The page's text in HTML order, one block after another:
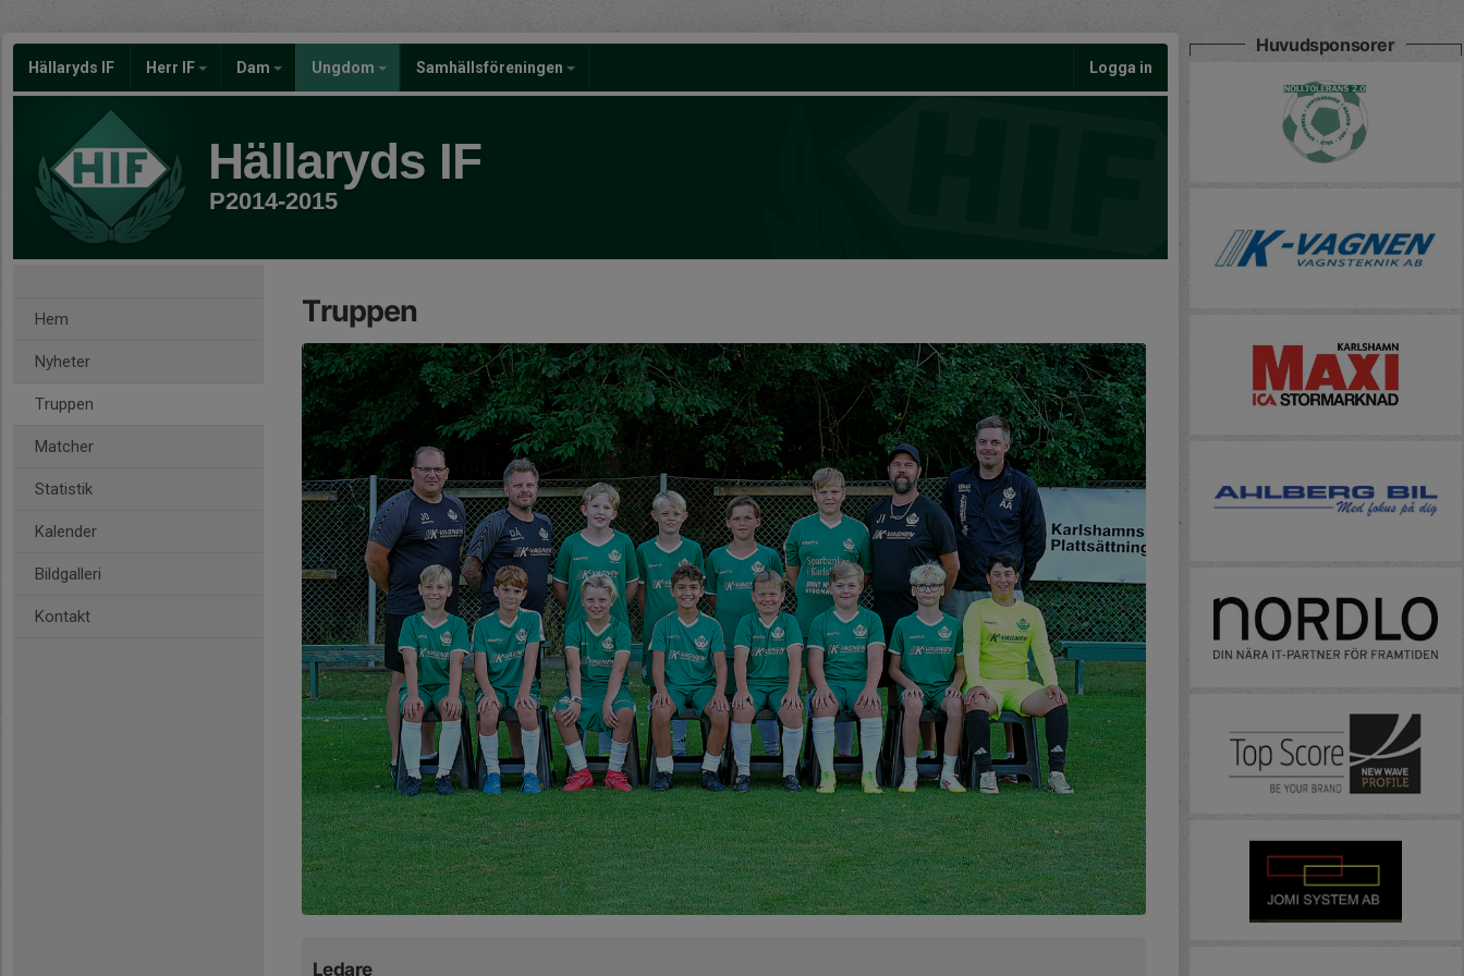
Hällaryds IF Herr IF Dam Ungdom Samhällsföreningen Logga in
Hällaryds IF
P2014-2015
Hem
Nyheter
Truppen
Matcher
Statistik
Kalender
Bildgalleri
Kontakt
Truppen
Ledare
Huvudsponsorer